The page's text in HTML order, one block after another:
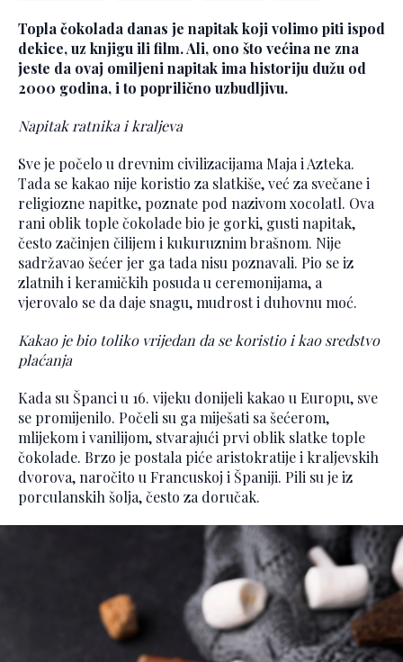
Topla čokolada danas je napitak koji volimo piti ispod
dekice, uz knjigu ili film. Ali, ono što većina ne zna
jeste da ovaj omiljeni napitak ima historiju dužu od
2000 godina, i to poprilično uzbudljivu.
Napitak ratnika i kraljeva
Sve je počelo u drevnim civilizacijama Maja i Azteka.
Tada se kakao nije koristio za slatkiše, već za svečane i
religiozne napitke, poznate pod nazivom xocolatl. Ova
rani oblik tople čokolade bio je gorki, gusti napitak,
često začinjen čilijem i kukuruznim brašnom. Nije
sadržavao šećer jer ga tada nisu poznavali. Pio se iz
zlatnih i keramičkih posuda u ceremonijama, a
vjerovalo se da daje snagu, mudrost i duhovnu moć.
Kakao je bio toliko vrijedan da se koristio i kao sredstvo
plaćanja
Kada su Španci u 16. vijeku donijeli kakao u Europu, sve
se promijenilo. Počeli su ga miješati sa šećerom,
mlijekom i vanilijom, stvarajući prvi oblik slatke tople
čokolade. Brzo je postala piće aristokratije i kraljevskih
dvorova, naročito u Francuskoj i Španiji. Pili su je iz
porculanskih šolja, često za doručak.